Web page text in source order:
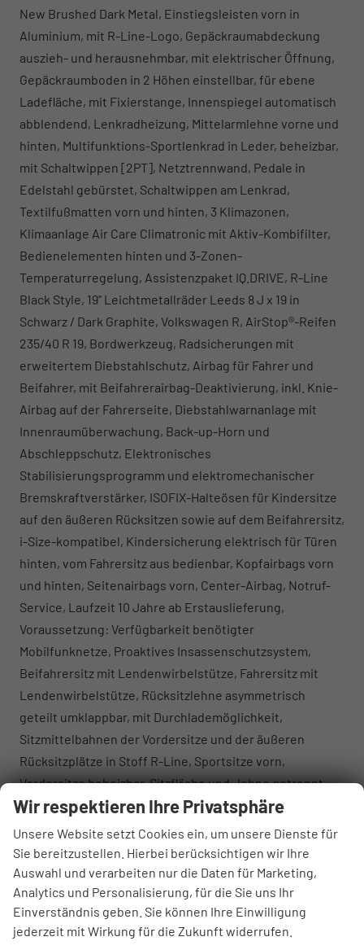
New Brushed Dark Metal, Einstiegsleisten vorn in
Aluminium, mit R-Line-Logo, Gepäckraumabdeckung
auszieh- und herausnehmbar, mit elektrischer Öffnung,
Gepäckraumboden in 2 Höhen einstellbar, für ebene
Ladefläche, mit Fixierstange, Innenspiegel automatisch
abblendend, Lenkradheizung, Mittelarmlehne vorne und
hinten, Multifunktions-Sportlenkrad in Leder, beheizbar,
mit Schaltwippen [2PT], Netztrennwand, Pedale in
Edelstahl gebürstet, Schaltwippen am Lenkrad,
Textilfußmatten vorn und hinten, 3 Klimazonen,
Klimaanlage Air Care Climatronic mit Aktiv-Kombifilter,
Bedienelementen hinten und 3-Zonen-
Temperaturregelung, Assistenzpaket IQ.DRIVE, R-Line
Black Style, 19'' Leichtmetallräder Leeds 8 J x 19 in
Schwarz / Dark Graphite, Volkswagen R, AirStop®-Reifen
235/40 R 19, Bordwerkzeug, Radsicherungen mit
erweitertem Diebstahlschutz, Airbag für Fahrer und
Beifahrer, mit Beifahrerairbag-Deaktivierung, inkl. Knie-
Airbag auf der Fahrerseite, Diebstahlwarnanlage mit
Innenraumüberwachung, Back-up-Horn und
Abschleppschutz, Elektronisches
Stabilisierungsprogramm und elektromechanischer
Bremskraftverstärker, ISOFIX-Halteösen für Kindersitze
auf den äußeren Rücksitzen sowie auf dem Beifahrersitz,
i-Size-kompatibel, Kindersicherung elektrisch für Türen
hinten, vom Fahrersitz aus bedienbar, Kopfairbags vorn
und hinten, Seitenairbags vorn, Center-Airbag, Notruf-
Service, Laufzeit 10 Jahre ab Erstauslieferung,
Voraussetzung: Verfügbarkeit benötigter
Mobilfunknetze, Proaktives Insassenschutzsystem,
Beifahrersitz mit Lendenwirbelstütze, Fahrersitz mit
Lendenwirbelstütze, Rücksitzlehne asymmetrisch
geteilt umklappbar, mit Durchlademöglichkeit,
Sitzmittelbahnen der Vordersitze und der äußeren
Rücksitzplätze in Stoff R-Line, Sportsitze vorn,
Vordersitze beheizbar, Sitzfläche und -lehne getrennt
einstellbar, Vordersitze mit Massageprogrammen,
ergoActive-Sitze vorn mit elektrischer Einstellung,
Memory, Komforteinstieg und verschiebbarer
Oberschenkelauflage, Kraftstofftank mit 66 l
Fassungsvermögen, Easy Open & Close - Heckklappe mit
sensorgesteuerter Öffnung und Schließung, mit
Fernentriegelung, Abbiegebremsfunktion und
Wir respektieren Ihre Privatsphäre
Unsere Website setzt Cookies ein, um unsere Dienste für
Sie bereitzustellen. Hierbei berücksichtigen wir Ihre
Auswahl und verarbeiten nur die Daten für Marketing,
Analytics und Personalisierung, für die Sie uns Ihr
Einverständnis geben. Sie können Ihre Einwilligung
jederzeit mit Wirkung für die Zukunft widerrufen.